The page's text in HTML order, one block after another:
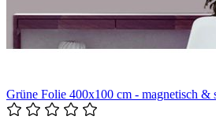
Grüne Folie 400x100 cm - magnetisch &